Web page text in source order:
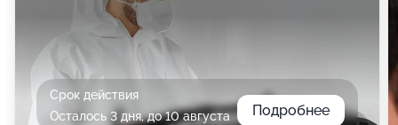
Срок действия
Осталось 3 дня, до 10 августа
Подробнее